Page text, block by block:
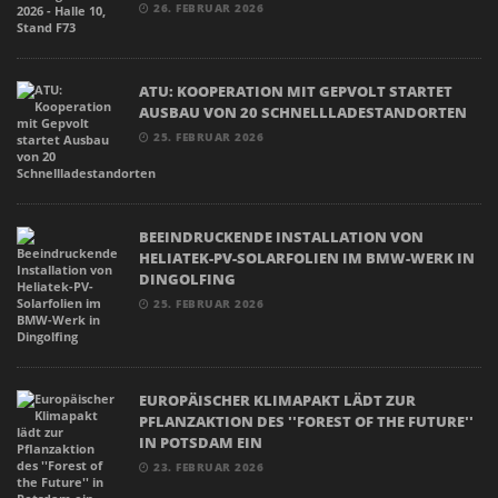
26. FEBRUAR 2026
ATU: KOOPERATION MIT GEPVOLT STARTET
AUSBAU VON 20 SCHNELLLADESTANDORTEN
25. FEBRUAR 2026
BEEINDRUCKENDE INSTALLATION VON
HELIATEK-PV-SOLARFOLIEN IM BMW-WERK IN
DINGOLFING
25. FEBRUAR 2026
EUROPÄISCHER KLIMAPAKT LÄDT ZUR
PFLANZAKTION DES ''FOREST OF THE FUTURE''
IN POTSDAM EIN
23. FEBRUAR 2026